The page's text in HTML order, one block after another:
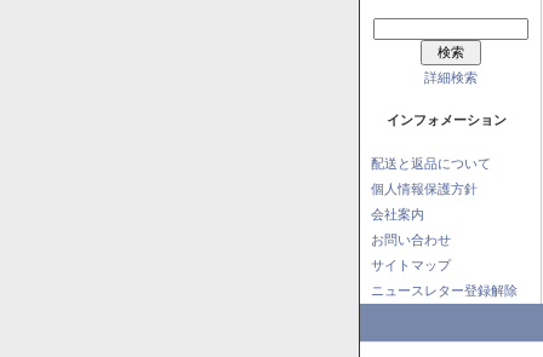
詳細検索
インフォメーション
配送と返品について
個人情報保護方針
会社案内
お問い合わせ
サイトマップ
ニュースレター登録解除